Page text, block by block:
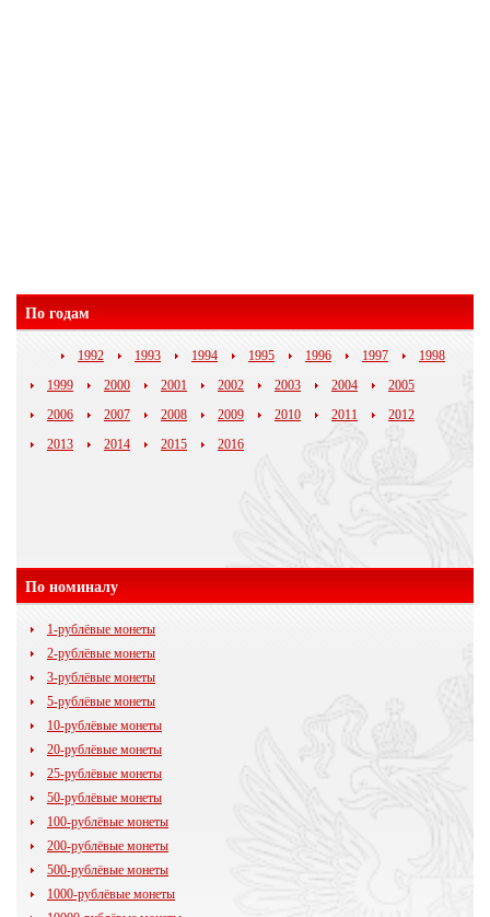
По годам
1992 1993 1994 1995 1996 1997
1998
1999
2000 2001 2002 2003 2004
2005
2006
2007 2008 2009 2010 2011
2012
2013
2014 2015 2016
По номиналу
1-рублёвые монеты
2-рублёвые монеты
3-рублёвые монеты
5-рублёвые монеты
10-рублёвые монеты
20-рублёвые монеты
25-рублёвые монеты
50-рублёвые монеты
100-рублёвые монеты
200-рублёвые монеты
500-рублёвые монеты
1000-рублёвые монеты